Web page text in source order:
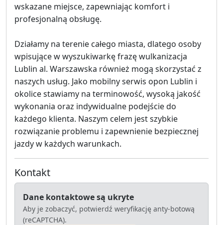
wskazane miejsce, zapewniając komfort i
profesjonalną obsługę.
Działamy na terenie całego miasta, dlatego osoby
wpisujące w wyszukiwarkę frazę wulkanizacja
Lublin al. Warszawska również mogą skorzystać z
naszych usług. Jako mobilny serwis opon Lublin i
okolice stawiamy na terminowość, wysoką jakość
wykonania oraz indywidualne podejście do
każdego klienta. Naszym celem jest szybkie
rozwiązanie problemu i zapewnienie bezpiecznej
jazdy w każdych warunkach.
Kontakt
Dane kontaktowe są ukryte
Aby je zobaczyć, potwierdź weryfikację anty-botową
(reCAPTCHA).